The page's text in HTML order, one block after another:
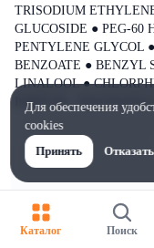
TRISODIUM
GLUCOSIDE ● PEG-60
PENTYLENE GLYCOL
BENZOATE ● BENZYL
LINALOOL ●
PARFUM /
Каталог Поиск
Для обеспечения
cookies
Принять